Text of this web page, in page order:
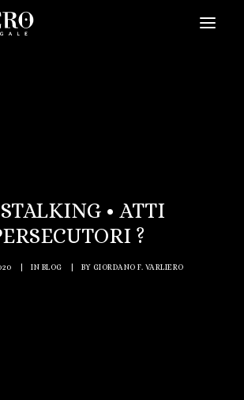
STALKING • ATTI
?
IN BLOG BY GIORDANO F. VARLIERO